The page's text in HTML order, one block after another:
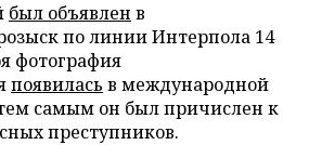
был объявлен в
по линии Интерпола 14
фотография
появилась в международной
самым он был причислен к
преступников.